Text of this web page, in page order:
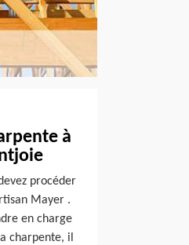
à
procéder
Mayer .
en charge
charpente, il